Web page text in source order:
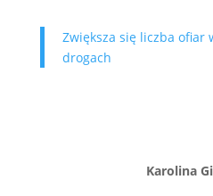
Zwiększa się liczba ofiar
drogach
Karolina